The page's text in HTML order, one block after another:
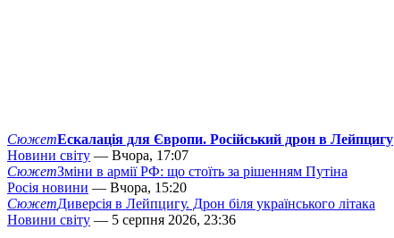
СюжетЕскалація для Європи. Російський дрон в Лейпцигу
Новини світу — Вчора, 17:07
СюжетЗміни в армії РФ: що стоїть за рішенням Путіна
Росія новини — Вчора, 15:20
СюжетДиверсія в Лейпцигу. Дрон біля українського літака
Новини світу — 5 серпня 2026, 23:36